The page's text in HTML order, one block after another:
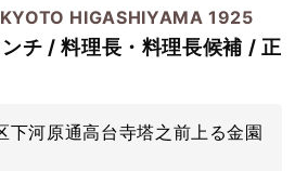
HIGASHIYAMA 1925
チ / 料理長・料理長候補 / 正
下河原通高台寺塔之前上る金園